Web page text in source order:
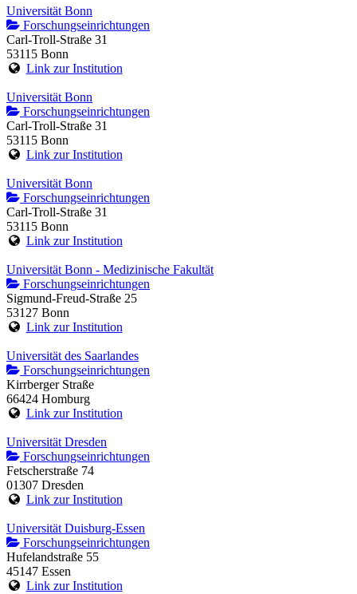
Universität Bonn
Forschungseinrichtungen
Carl-Troll-Straße 31
53115 Bonn
Link zur Institution
Universität Bonn
Forschungseinrichtungen
Carl-Troll-Straße 31
53115 Bonn
Link zur Institution
Universität Bonn
Forschungseinrichtungen
Carl-Troll-Straße 31
53115 Bonn
Link zur Institution
Universität Bonn - Medizinische Fakultät
Forschungseinrichtungen
Sigmund-Freud-Straße 25
53127 Bonn
Link zur Institution
Universität des Saarlandes
Forschungseinrichtungen
Kirrberger Straße
66424 Homburg
Link zur Institution
Universität Dresden
Forschungseinrichtungen
Fetscherstraße 74
01307 Dresden
Link zur Institution
Universität Duisburg-Essen
Forschungseinrichtungen
Hufelandstraße 55
45147 Essen
Link zur Institution